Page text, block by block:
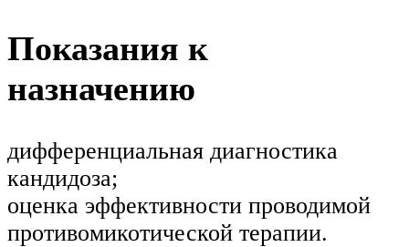
Показания к
назначению
дифференциальная диагностика
кандидоза;
оценка эффективности проводимой
противомикотической терапии.